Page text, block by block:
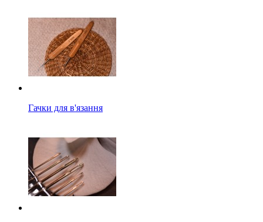
Гачки для в'язання